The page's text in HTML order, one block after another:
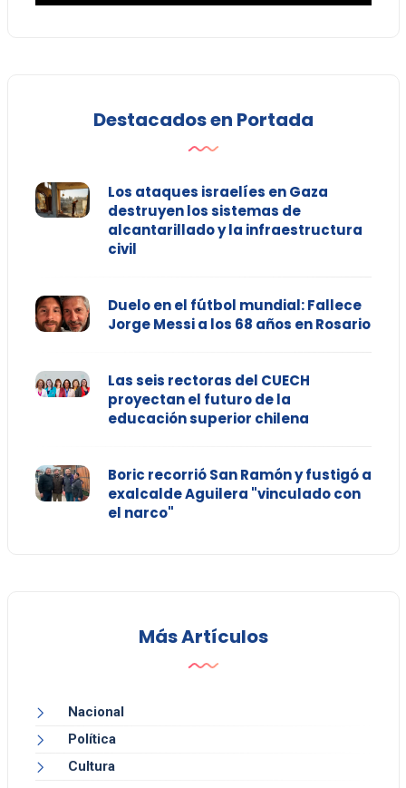
Destacados en Portada
Los ataques israelíes en Gaza
destruyen los sistemas de
alcantarillado y la infraestructura
civil
Duelo en el fútbol mundial: Fallece
Jorge Messi a los 68 años en Rosario
Las seis rectoras del CUECH
proyectan el futuro de la
educación superior chilena
Boric recorrió San Ramón y fustigó a
exalcalde Aguilera "vinculado con
el narco"
Más Artículos
Nacional
Política
Cultura